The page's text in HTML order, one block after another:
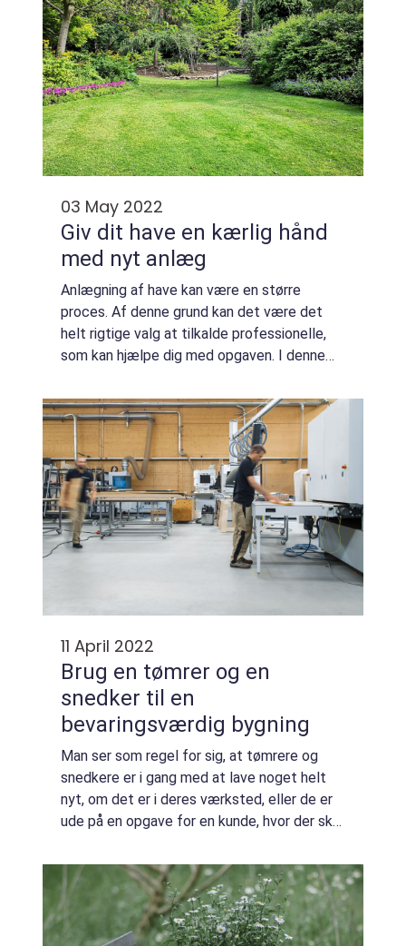
03 May 2022
Giv dit have en kærlig hånd
med nyt anlæg
Anlægning af have kan være en større
proces. Af denne grund kan det være det
helt rigtige valg at tilkalde professionelle,
som kan hjælpe dig med opgaven. I denne
kommer i gang med anlægning af haven.
Hvord...
11 April 2022
Brug en tømrer og en
snedker til en
bevaringsværdig bygning
Man ser som regel for sig, at tømrere og
snedkere er i gang med at lave noget helt
nyt, om det er i deres værksted, eller de er
ude på en opgave for en kunde, hvor der skal
Selvfølgelig kan det også være en ren...